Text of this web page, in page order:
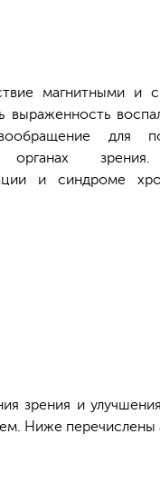
магнитными и
для
органах
и синдроме
зрения и
Ниже перечислены